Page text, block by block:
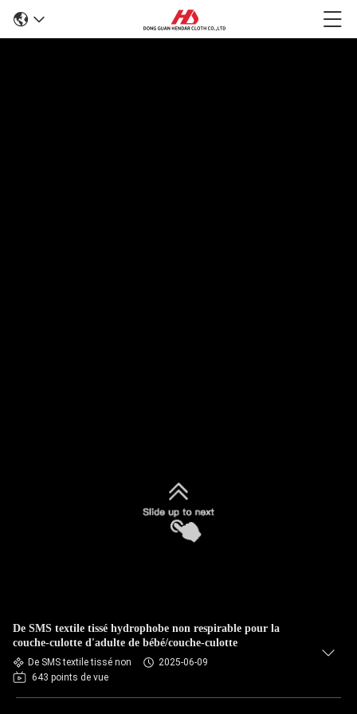
De SMS textile tissé hydrophobe non respirable pour la
couche-culotte d'adulte de bébé/couche-culotte
De SMS textile tissé non
2025-06-09
643 points de vue